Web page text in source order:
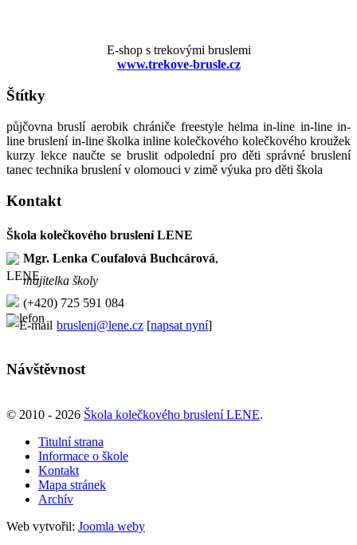
E-shop s trekovými bruslemi
www.trekove-brusle.cz
Štítky
půjčovna bruslí aerobik chrániče freestyle helma in-line in-line in-
line bruslení in-line školka inline kolečkového kolečkového kroužek
kurzy lekce naučte se bruslit odpolední pro děti správné bruslení
tanec technika bruslení v olomouci v zimě výuka pro děti škola
Kontakt
Škola kolečkového bruslení LENE
Mgr. Lenka Coufalová Buchcárová,
majitelka školy
(+420) 725 591 084
brusleni@lene.cz [napsat nyní]
Návštěvnost
© 2010 - 2026 Škola kolečkového bruslení LENE.
Titulní strana
Informace o škole
Kontakt
Mapa stránek
Archív
Web vytvořil: Joomla weby